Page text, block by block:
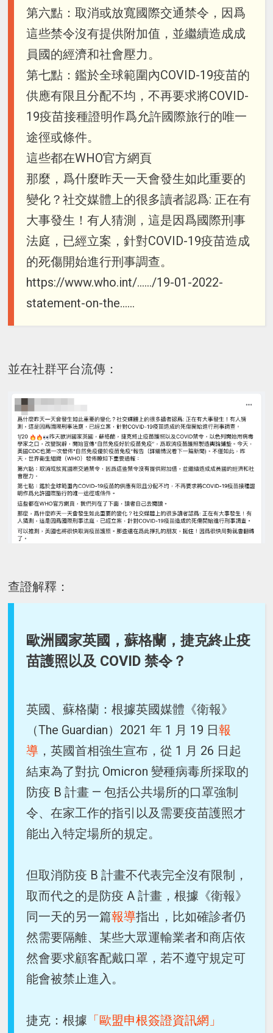
第六點：取消或放寬國際交通禁令，因爲
這些禁令沒有提供附加值，並繼續造成成
員國的經濟和社會壓力。
第七點：鑑於全球範圍內COVID-19疫苗的
供應有限且分配不均，不再要求將COVID-
19疫苗接種證明作爲允許國際旅行的唯一
途徑或條件。
這些都在WHO官方網頁
那麼，爲什麼昨天一天會發生如此重要的
變化？社交媒體上的很多讀者認爲: 正在有
大事發生！有人猜測，這是因爲國際刑事
法庭，已經立案，針對COVID-19疫苗造成
的死傷開始進行刑事調查。
https://www.who.int/....../19-01-2022-
statement-on-the......
並在社群平台流傳：
查證解釋：
歐洲國家英國，蘇格蘭，捷克終止疫
苗護照以及 COVID 禁令？
英國、蘇格蘭：根據英國媒體《衛報》
（The Guardian）2021 年 1 月 19 日報
導 ，英國首相強生宣布，從 1 月 26 日起
結束為了對抗 Omicron 變種病毒所採取的
防疫 B 計畫 — 包括公共場所的口罩強制
令、在家工作的指引以及需要疫苗護照才
能出入特定場所的規定。
但取消防疫 B 計畫不代表完全沒有限制，
取而代之的是防疫 A 計畫，根據《衛報》
同一天的另一篇報導指出，比如確診者仍
然需要隔離、某些大眾運輸業者和商店依
然會要求顧客配戴口罩，若不遵守規定可
能會被禁止進入。
捷克：根據 「歐盟申根簽證資訊網」